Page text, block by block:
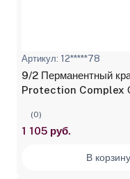
Артикул: 12*****78
9/2 Перманентный
Protection Complex
(0)
1 105 руб.
В корзину